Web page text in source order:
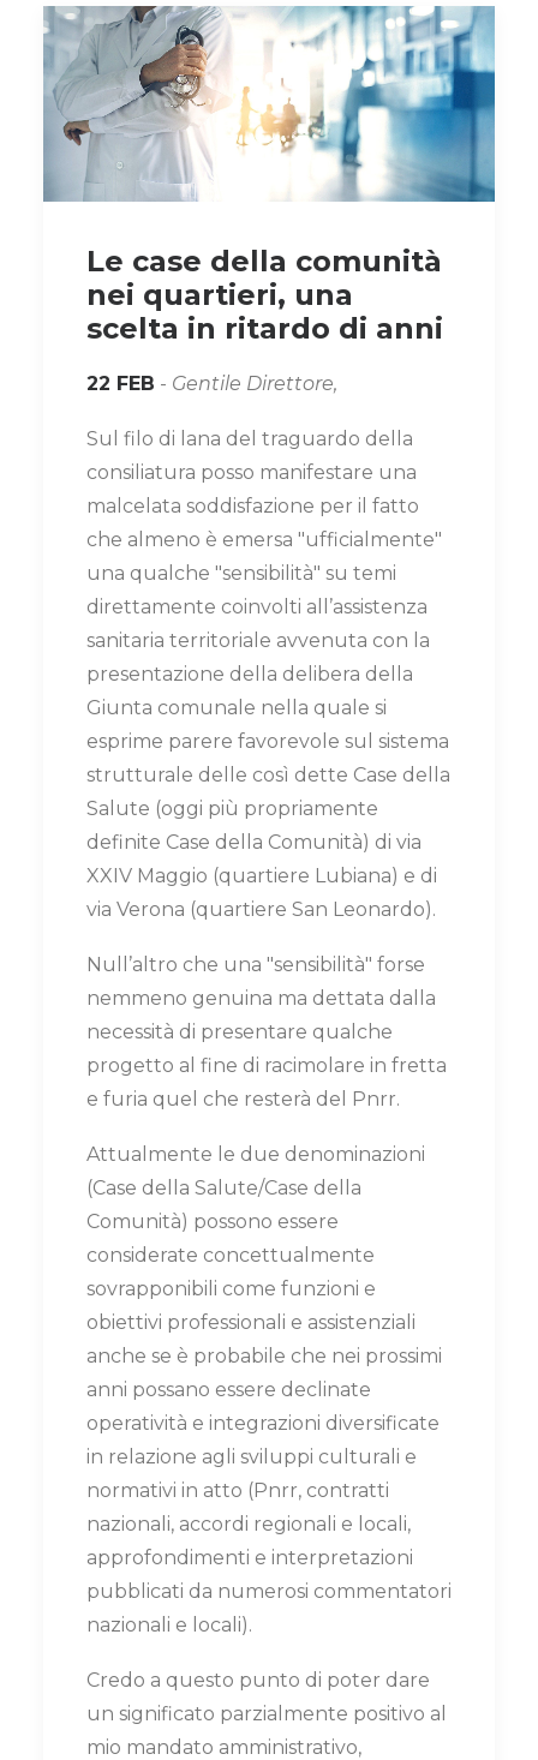
Le case della comunità
nei quartieri, una
scelta in ritardo di anni
22 FEB - Gentile Direttore,
Sul filo di lana del traguardo della
consiliatura posso manifestare una
malcelata soddisfazione per il fatto
che almeno è emersa "ufficialmente"
una qualche "sensibilità" su temi
direttamente coinvolti all’assistenza
sanitaria territoriale avvenuta con la
presentazione della delibera della
Giunta comunale nella quale si
esprime parere favorevole sul sistema
strutturale delle così dette Case della
Salute (oggi più propriamente
definite Case della Comunità) di via
XXIV Maggio (quartiere Lubiana) e di
via Verona (quartiere San Leonardo).
Null’altro che una "sensibilità" forse
nemmeno genuina ma dettata dalla
necessità di presentare qualche
progetto al fine di racimolare in fretta
e furia quel che resterà del Pnrr.
Attualmente le due denominazioni
(Case della Salute/Case della
Comunità) possono essere
considerate concettualmente
sovrapponibili come funzioni e
obiettivi professionali e assistenziali
anche se è probabile che nei prossimi
anni possano essere declinate
operatività e integrazioni diversificate
in relazione agli sviluppi culturali e
normativi in atto (Pnrr, contratti
nazionali, accordi regionali e locali,
approfondimenti e interpretazioni
pubblicati da numerosi commentatori
nazionali e locali).
Credo a questo punto di poter dare
un significato parzialmente positivo al
mio mandato amministrativo,